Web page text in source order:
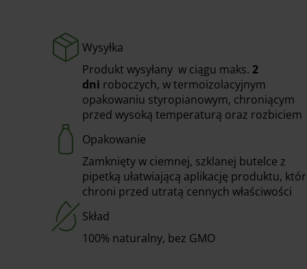
Wysyłka
Produkt wysyłany w ciągu maks. 2
dni roboczych, w termoizolacyjnym
opakowaniu styropianowym, chroniącym
przed wysoką temperaturą oraz rozbiciem
Opakowanie
Zamknięty w ciemnej, szklanej butelce z
pipetką ułatwiającą aplikację produktu,
chroni przed utratą cennych właściwości
Skład
100% naturalny, bez GMO